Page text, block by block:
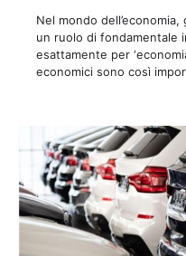
Nel mondo
un ruolo di fondamentale
esattamente per
economici sono così